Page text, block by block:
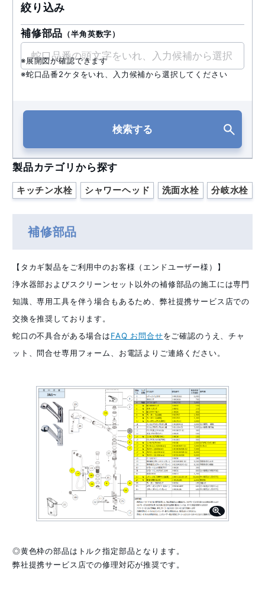
絞り込み
補修部品 （半角英数字）
※展開図が確認できます
※蛇口品番2ケタをいれ、入力候補から選択してください
検索する
製品カテゴリから探す
キッチン水栓 シャワーヘッド 洗面水栓 分岐水栓
補修部品
【タカギ製品をご利用中のお客様（エンドユーザー様）】
浄水器部およびスクリーンセット以外の補修部品の施工には専門
知識、専用工具を伴う場合もあるため、弊社提携サービス店での
交換を推奨しております。
蛇口の不具合がある場合はFAQ お問合せをご確認のうえ、チャ
ット、問合せ専用フォーム、お電話よりご連絡ください。
◎黄色枠の部品はトルク指定部品となります。
弊社提携サービス店での修理対応が推奨です。